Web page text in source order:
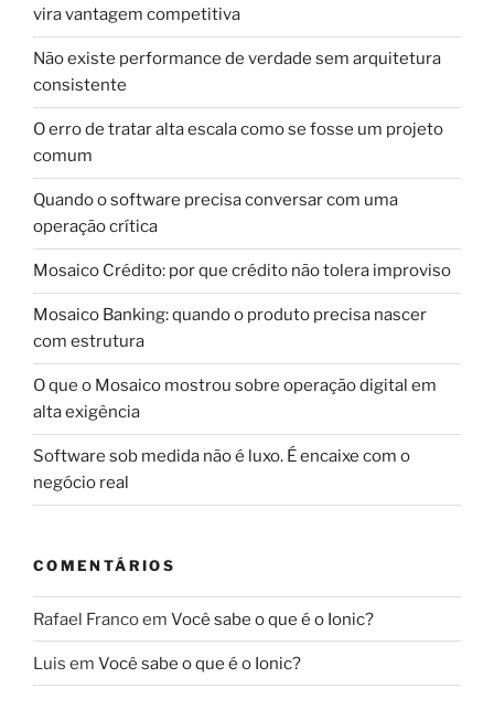
vira vantagem competitiva
Não existe performance de verdade sem arquitetura
consistente
O erro de tratar alta escala como se fosse um projeto
comum
Quando o software precisa conversar com uma
operação crítica
Mosaico Crédito: por que crédito não tolera improviso
Mosaico Banking: quando o produto precisa nascer
com estrutura
O que o Mosaico mostrou sobre operação digital em
alta exigência
Software sob medida não é luxo. É encaixe com o
negócio real
COMENTÁRIOS
Rafael Francoem Você sabe o que é o Ionic?
Luis em Você sabe o que é o Ionic?